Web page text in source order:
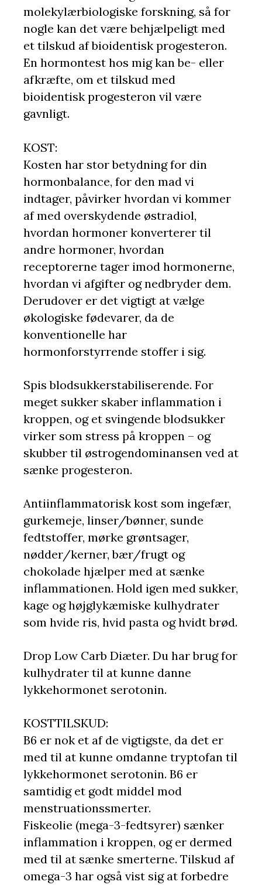
molekylærbiologiske forskning, så for
nogle kan det være behjælpeligt med
et tilskud af bioidentisk progesteron.
En hormontest hos mig kan be- eller
afkræfte, om et tilskud med
bioidentisk progesteron vil være
gavnligt.
KOST:
Kosten har stor betydning for din
hormonbalance, for den mad vi
indtager, påvirker hvordan vi kommer
af med overskydende østradiol,
hvordan hormoner konverterer til
andre hormoner, hvordan
receptorerne tager imod hormonerne,
hvordan vi afgifter og nedbryder dem.
Derudover er det vigtigt at vælge
økologiske fødevarer, da de
konventionelle har
hormonforstyrrende stoffer i sig.
Spis blodsukkerstabiliserende. For
meget sukker skaber inflammation i
kroppen, og et svingende blodsukker
virker som stress på kroppen – og
skubber til østrogendominansen ved at
sænke progesteron.
Antiinflammatorisk kost som ingefær,
gurkemeje, linser/bønner, sunde
fedtstoffer, mørke grøntsager,
nødder/kerner, bær/frugt og
chokolade hjælper med at sænke
inflammationen. Hold igen med sukker,
kage og højglykæmiske kulhydrater
som hvide ris, hvid pasta og hvidt brød.
Drop Low Carb Diæter. Du har brug for
kulhydrater til at kunne danne
lykkehormonet serotonin.
KOSTTILSKUD:
B6 er nok et af de vigtigste, da det er
med til at kunne omdanne tryptofan til
lykkehormonet serotonin. B6 er
samtidig et godt middel mod
menstruationssmerter.
Fiskeolie (mega-3-fedtsyrer) sænker
inflammation i kroppen, og er dermed
med til at sænke smerterne. Tilskud af
omega-3 har også vist sig at forbedre